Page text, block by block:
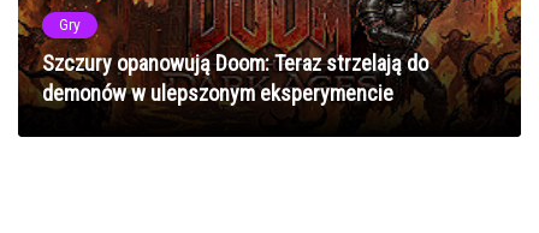
Gry
Szczury opanowują Doom: Teraz strzelają do
demonów w ulepszonym eksperymencie